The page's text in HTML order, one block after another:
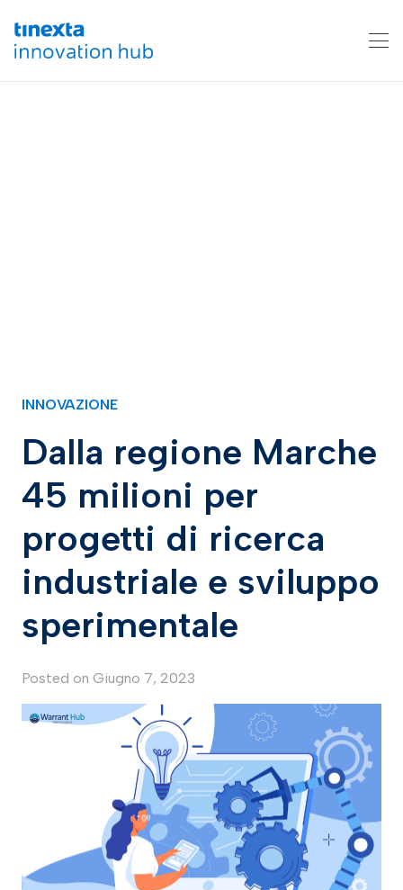
INNOVAZIONE
Dalla regione Marche
45 milioni per
progetti di ricerca
industriale e sviluppo
sperimentale
Posted on Giugno 7, 2023